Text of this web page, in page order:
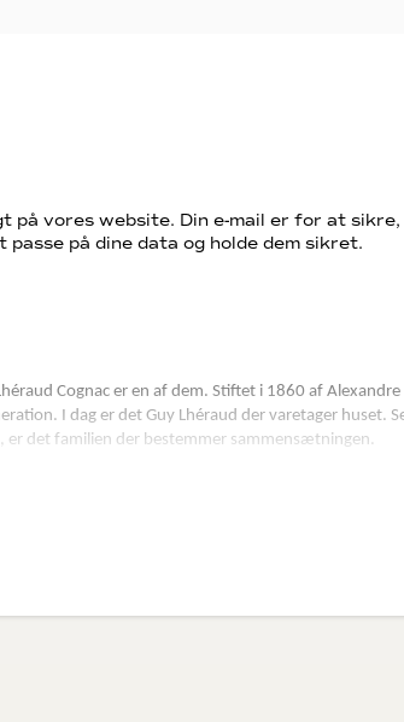
vores website. Din e-mail er for at
på dine data og holde dem sikret.
Cognac er en af dem. Stiftet i 1860 af Alexandre
I dag er det Guy Lhéraud der varetager huset.
er det familien der bestemmer sammensætningen.
beplantet med druer til cognac produktionen.
med plads til alt den Cognac der skal ligge og